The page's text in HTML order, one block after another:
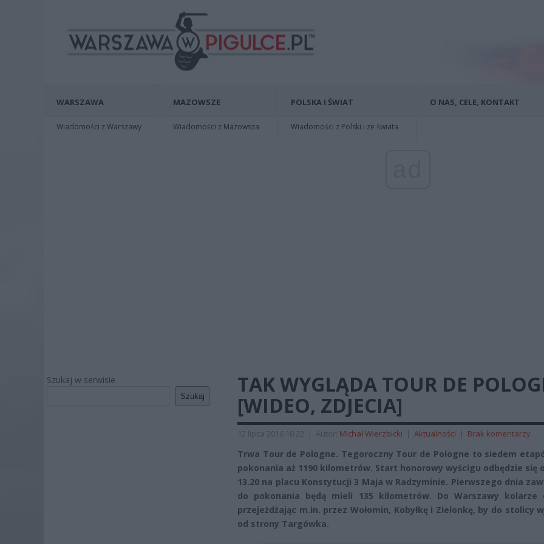
WARSZAWA
Wiadomości z Warszawy
MAZOWSZE
Wiadomości z Mazowsza
POLSKA I ŚWIAT
Wiadomości z Polski i ze świata
O NAS, CELE, KONTAKT
Szukaj w serwisie
Szukaj
TAK WYGLĄDA TOUR DE
[WIDEO, ZDJECIA]
12 lipca 2016 16:22 | Autor: Michał Wierzbicki | Aktualności | Brak komentarzy
Trwa Tour de Pologne. Tegoroczny Tour de Pologne to siedem
pokonania aż 1190 kilometrów. Start honorowy wyścigu odbędzie się
13.20 na placu Konstytucji 3 Maja w Radzyminie. Pierwszego dnia
do pokonania będą mieli 135 kilometrów. Do Warszawy kolarze
przejeżdżając m.in. przez Wołomin, Kobyłkę i Zielonkę, by do stolicy
od strony Targówka.